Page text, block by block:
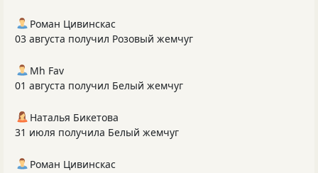
Роман Цивинскас
03 августа получил Розовый жемчуг
Mh Fav
01 августа получил Белый жемчуг
Наталья Бикетова
31 июля получила Белый жемчуг
Роман Цивинскас